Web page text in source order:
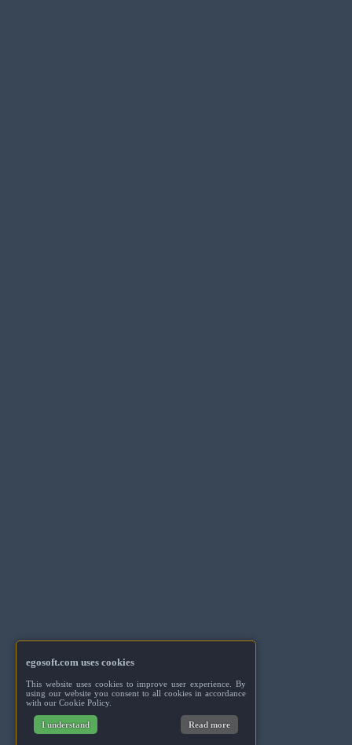
egosoft.com uses cookies
This website uses cookies to improve user experience. By
using our website you consent to all cookies in accordance
with our Cookie Policy.
I understand Read more